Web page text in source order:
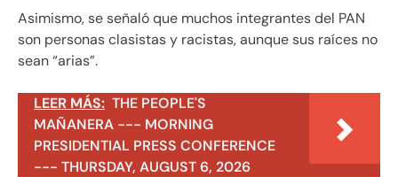
Asimismo, se señaló que muchos integrantes del PAN
son personas clasistas y racistas, aunque sus raíces no
sean “arias”.
LEER MÁS: THE PEOPLE'S
MAÑANERA --- MORNING
PRESIDENTIAL PRESS CONFERENCE
--- THURSDAY, AUGUST 6, 2026